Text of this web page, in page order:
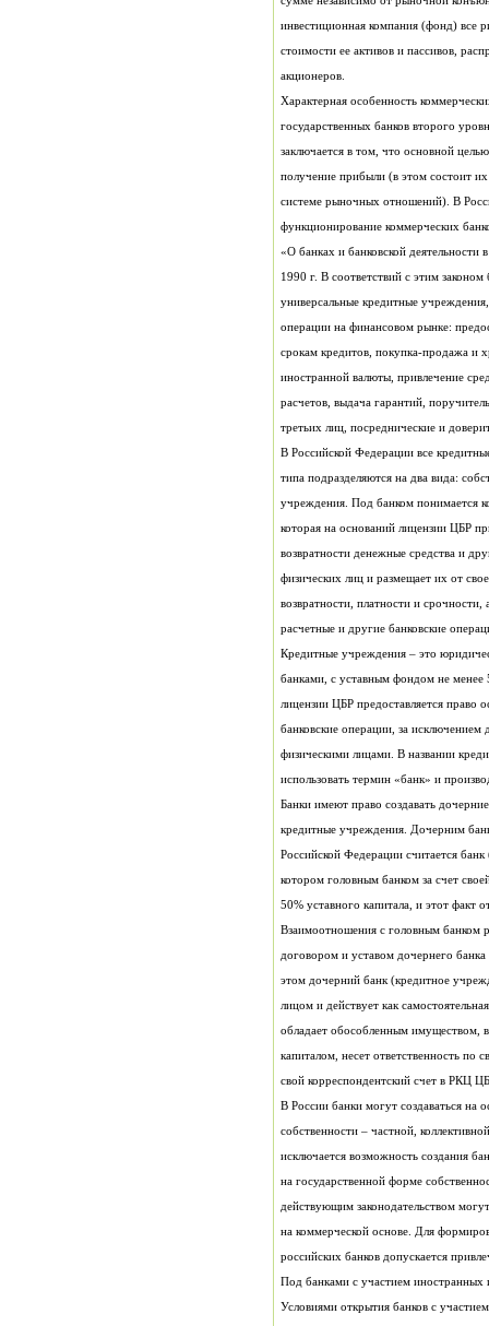
акционеров.
Характерная особенность
1990 г. В соответствий с этим
третьих лиц, посреднические и
расчетные и другие банковские
использовать термин «банк» и
лицом и действует как
свой корреспондентский счет в РКЦ
действующим законодательством